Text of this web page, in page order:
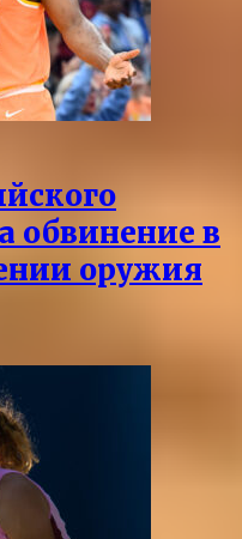
обвинение в
оружия